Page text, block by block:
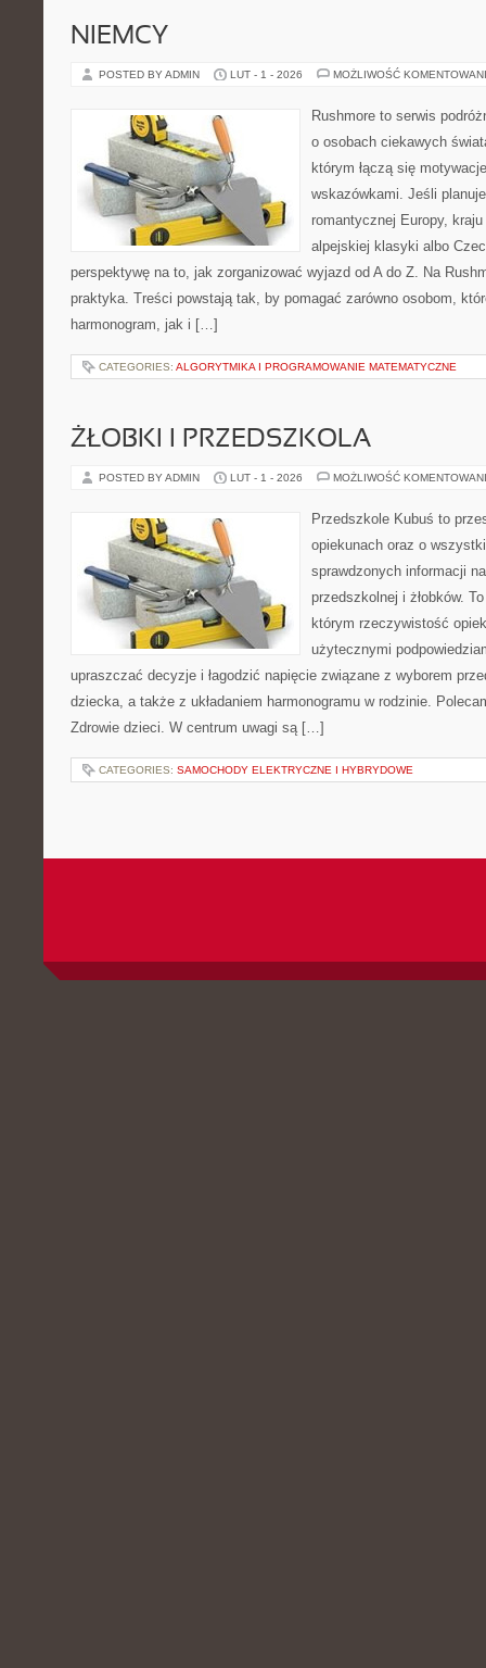
NIEMCY
POSTED BY ADMIN LUT - 1 - 2026 MOŻLIWOŚĆ
Rushmore to serwis
o osobach ciekawych
którym łączą się
wskazówkami. Jeśli
romantycznej Europy,
alpejskiej klasyki albo
perspektywę na to, jak zorganizować wyjazd od A do Z. Na
praktyka. Treści powstają tak, by pomagać zarówno osobom,
harmonogram, jak i […]
CATEGORIES: ALGORYTMIKA I PROGRAMOWANIE MATEMATYCZNE
ŻŁOBKI I PRZEDSZKOLA
POSTED BY ADMIN LUT - 1 - 2026 MOŻLIWOŚĆ
Przedszkole Kubuś to
opiekunach oraz o
sprawdzonych informacji
przedszkolnej i żłobków.
którym rzeczywistość
użytecznymi
upraszczać decyzje i łagodzić napięcie związane z wyborem
dziecka, a także z układaniem harmonogramu w rodzinie.
Zdrowie dzieci. W centrum uwagi są […]
CATEGORIES: SAMOCHODY ELEKTRYCZNE I HYBRYDOWE